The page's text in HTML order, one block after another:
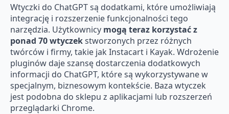
Wtyczki do ChatGPT są dodatkami, które umożliwiają
integrację i rozszerzenie funkcjonalności tego
narzędzia. Użytkownicy mogą teraz korzystać z
ponad 70 wtyczekstworzonych przez różnych
twórców i firmy, takie jak Instacart i Kayak. Wdrożenie
pluginów daje szansę dostarczenia dodatkowych
informacji do ChatGPT, które są wykorzystywane w
specjalnym, biznesowym kontekście. Baza wtyczek
jest podobna do sklepu z aplikacjami lub rozszerzeń
przeglądarki Chrome.